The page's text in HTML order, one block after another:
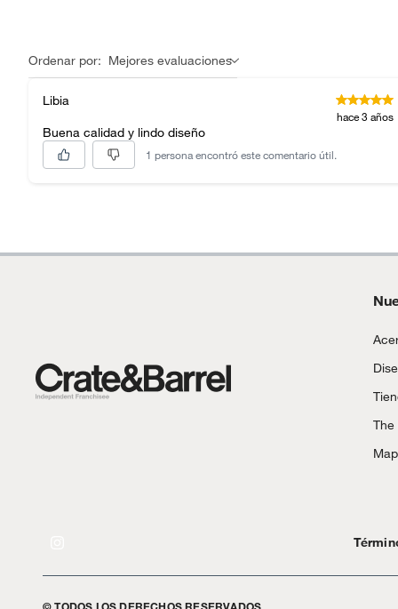
Ordenar por: Mejores evaluaciones
Libia
hace 3 años
Buena calidad y lindo diseño
1 persona encontró este comentario útil.
The
© TODOS LOS DERECHOS RESERVADOS